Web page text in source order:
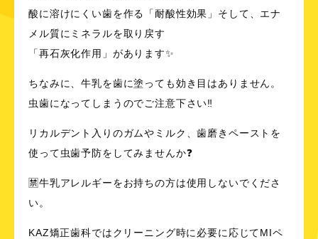
酸に溶けにくい歯を作る「耐酸性効果」そして、エナ
メル質にミネラルを取り戻す
「再石灰化作用」があります✨
ちなみに、牛乳を歯に塗っても効き目はありません。
虫歯になってしまうのでご注意下さい‼️
リカルデント入りのガムやミルク、歯磨きペーストを
使って虫歯予防をしてみませんか❓
🈲牛乳アレルギーをお持ちの方は使用しないでくださ
い。
KAZ矯正歯科ではクリーニング時に必要に応じてMIペ